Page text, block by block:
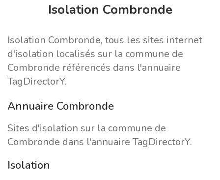
Isolation Combronde
Isolation Combronde, tous les sites internet
d'isolation localisés sur la commune de
Combronde référencés dans l'annuaire
TagDirectorY.
Annuaire Combronde
Sites d'isolation sur la commune de
Combronde dans l'annuaire TagDirectorY.
Isolation